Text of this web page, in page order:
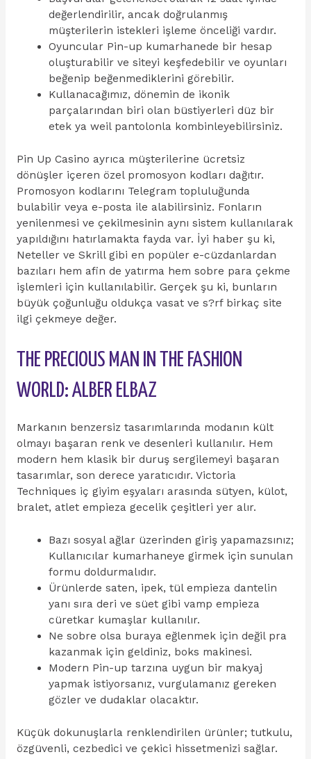
değerlendirilir, ancak doğrulanmış
müşterilerin istekleri işleme önceliği vardır.
Oyuncular Pin-up kumarhanede bir hesap
oluşturabilir ve siteyi keşfedebilir ve oyunları
beğenip beğenmediklerini görebilir.
Kullanacağımız, dönemin de ikonik
parçalarından biri olan büstiyerleri düz bir
etek ya weil pantolonla kombinleyebilirsiniz.
Pin Up Casino ayrıca müşterilerine ücretsiz
dönüşler içeren özel promosyon kodları dağıtır.
Promosyon kodlarını Telegram topluluğunda
bulabilir veya e-posta ile alabilirsiniz. Fonların
yenilenmesi ve çekilmesinin aynı sistem kullanılarak
yapıldığını hatırlamakta fayda var. İyi haber şu ki,
Neteller ve Skrill gibi en popüler e-cüzdanlardan
bazıları hem afin de yatırma hem sobre para çekme
işlemleri için kullanılabilir. Gerçek şu ki, bunların
büyük çoğunluğu oldukça vasat ve s?rf birkaç site
ilgi çekmeye değer.
THE PRECIOUS MAN IN THE FASHION
WORLD: ALBER ELBAZ
Markanın benzersiz tasarımlarında modanın kült
olmayı başaran renk ve desenleri kullanılır. Hem
modern hem klasik bir duruş sergilemeyi başaran
tasarımlar, son derece yaratıcıdır. Victoria
Techniques iç giyim eşyaları arasında sütyen, külot,
bralet, atlet empieza gecelik çeşitleri yer alır.
Bazı sosyal ağlar üzerinden giriş yapamazsınız;
Kullanıcılar kumarhaneye girmek için sunulan
formu doldurmalıdır.
Ürünlerde saten, ipek, tül empieza dantelin
yanı sıra deri ve süet gibi vamp empieza
cüretkar kumaşlar kullanılır.
Ne sobre olsa buraya eğlenmek için değil pra
kazanmak için geldiniz, boks makinesi.
Modern Pin-up tarzına uygun bir makyaj
yapmak istiyorsanız, vurgulamanız gereken
gözler ve dudaklar olacaktır.
Küçük dokunuşlarla renklendirilen ürünler; tutkulu,
özgüvenli, cezbedici ve çekici hissetmenizi sağlar.